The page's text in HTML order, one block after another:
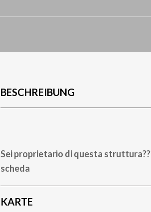
BESCHREIBUNG
Sei proprietario di questa struttura??
scheda
KARTE